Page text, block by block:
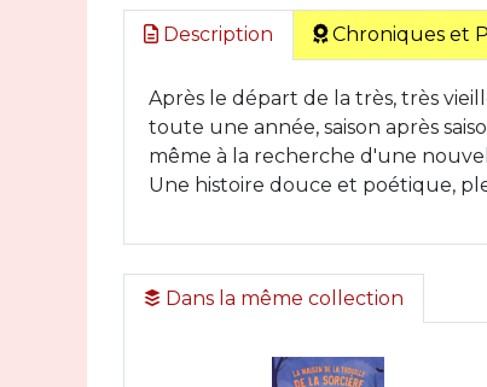
Description Chroniques et
Après le départ de la très, très
toute une année, saison après
même à la recherche d'une
Une histoire douce et poétique,
Dans la même collection